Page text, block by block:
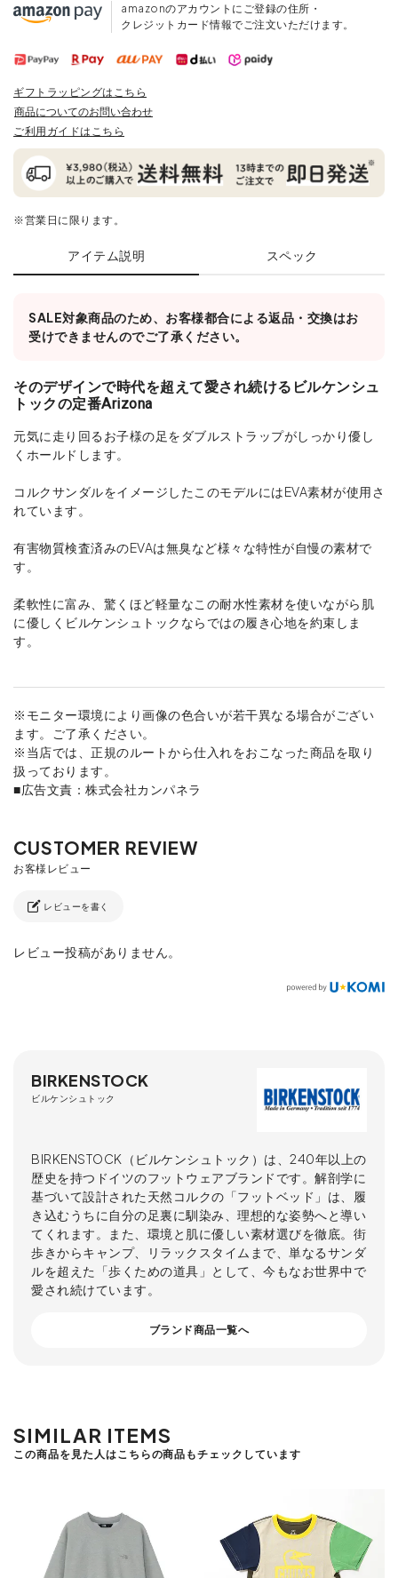
amazonのアカウントにご登録の住所・
クレジットカード情報でご注文いただけます。
ギフトラッピングはこちら
商品についてのお問い合わせ
ご利用ガイドはこちら
※営業日に限ります。
アイテム説明 スペック
SALE対象商品のため、お客様都合による返品・交換はお
受けできませんのでご了承ください。
そのデザインで時代を超えて愛され続けるビルケンシュ
トックの定番Arizona
元気に走り回るお子様の足をダブルストラップがしっかり優し
くホールドします。
コルクサンダルをイメージしたこのモデルにはEVA素材が使用さ
れています。
有害物質検査済みのEVAは無臭など様々な特性が自慢の素材で
す。
柔軟性に富み、驚くほど軽量なこの耐水性素材を使いながら肌
に優しくビルケンシュトックならではの履き心地を約束しま
す。
※モニター環境により画像の色合いが若干異なる場合がござい
ます。ご了承ください。
※当店では、正規のルートから仕入れをおこなった商品を取り
扱っております。
■広告文責：株式会社カンパネラ
レビューを書く
レビュー投稿がありません。
BIRKENSTOCK
ビルケンシュトック
BIRKENSTOCK（ビルケンシュトック）は、240年以上の
歴史を持つドイツのフットウェアブランドです。解剖学に
基づいて設計された天然コルクの「フットベッド」は、履
き込むうちに自分の足裏に馴染み、理想的な姿勢へと導い
てくれます。また、環境と肌に優しい素材選びを徹底。街
歩きからキャンプ、リラックスタイムまで、単なるサンダ
ルを超えた「歩くための道具」として、今もなお世界中で
愛され続けています。
ブランド商品一覧へ
SIMILAR ITEMS
この商品を見た人はこちらの商品もチェックしています